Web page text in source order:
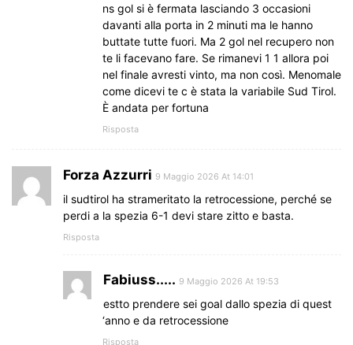
ns gol si è fermata lasciando 3 occasioni
davanti alla porta in 2 minuti ma le hanno
buttate tutte fuori. Ma 2 gol nel recupero non
te li facevano fare. Se rimanevi 1 1 allora poi
nel finale avresti vinto, ma non così. Menomale
come dicevi te c è stata la variabile Sud Tirol.
È andata per fortuna
Risposta
Forza Azzurri 9 Maggio 2026 At 14:01
il sudtirol ha strameritato la retrocessione, perché se
perdi a la spezia 6-1 devi stare zitto e basta.
Risposta
Fabiuss..... 9 Maggio 2026 At 19:53
estto prendere sei goal dallo spezia di quest
‘anno e da retrocessione
Risposta